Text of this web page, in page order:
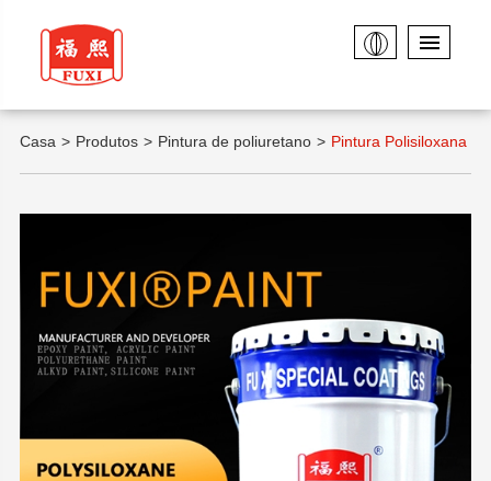
Casa Produtos Pintura de poliuretano Pintura Polisiloxana